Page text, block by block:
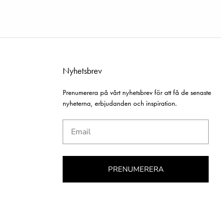
Nyhetsbrev
Prenumerera på vårt nyhetsbrev för att få de senaste
nyheterna, erbjudanden och inspiration.
PRENUMERERA